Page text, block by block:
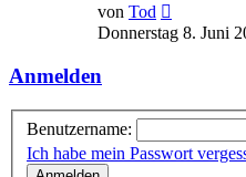
von Tod
Beitrag
Donnerstag 8. Juni
Anmelden
Benutzername:
Ich habe mein Passwort